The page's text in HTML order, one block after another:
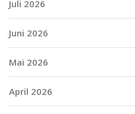
Juli 2026
Juni 2026
Mai 2026
April 2026